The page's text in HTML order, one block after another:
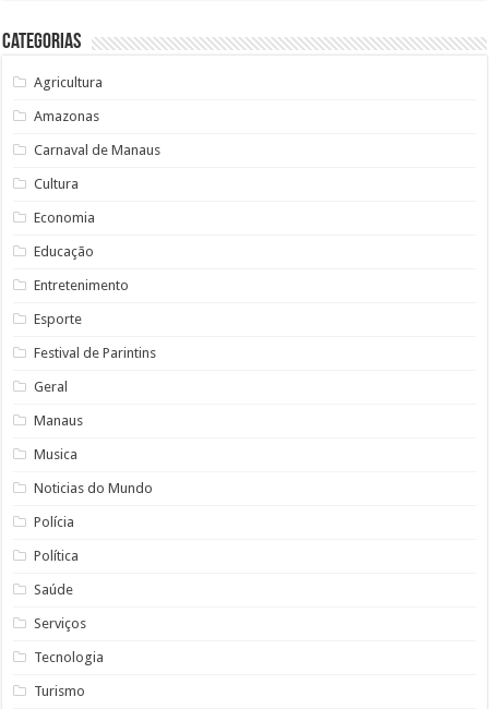
Categorias
Agricultura
Amazonas
Carnaval de Manaus
Cultura
Economia
Educação
Entretenimento
Esporte
Festival de Parintins
Geral
Manaus
Musica
Noticias do Mundo
Polícia
Política
Saúde
Serviços
Tecnologia
Turismo